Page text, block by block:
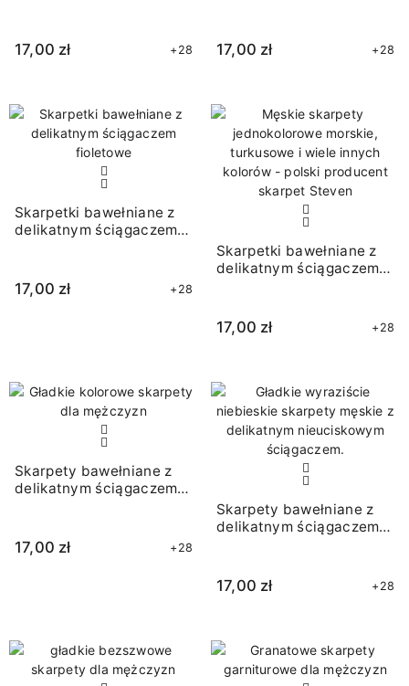
17,00 zł +28 17,00 zł +28
Skarpetki bawełniane z
delikatnym ściągaczem
17,00 zł +28
Skarpetki bawełniane z
delikatnym ściągaczem
17,00 zł +28
Skarpety bawełniane z
delikatnym ściągaczem
17,00 zł +28
Skarpety bawełniane z
delikatnym ściągaczem
17,00 zł +28